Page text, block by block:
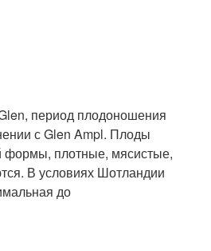
период плодоношения
с Glen Ampl. Плоды
формы, плотные, мясистые,
В условиях Шотландии
до